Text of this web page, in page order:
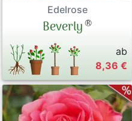
Edelrose
Beverly®
ab
8,36 €